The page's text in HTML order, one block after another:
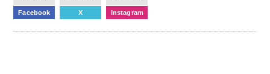
Facebook X Instagram